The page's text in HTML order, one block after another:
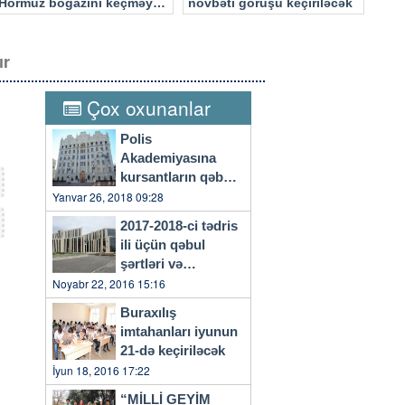
Çox oxunanlar
Polis
Akademiyasına
kursantların qəbulu
başlayıb
Yanvar 26, 2018 09:28
2017-2018-ci tədris
ili üçün qəbul
şərtləri və
qaydaları…
Noyabr 22, 2016 15:16
Buraxılış
imtahanları iyunun
21-də keçiriləcək
İyun 18, 2016 17:22
“MİLLİ GEYİM